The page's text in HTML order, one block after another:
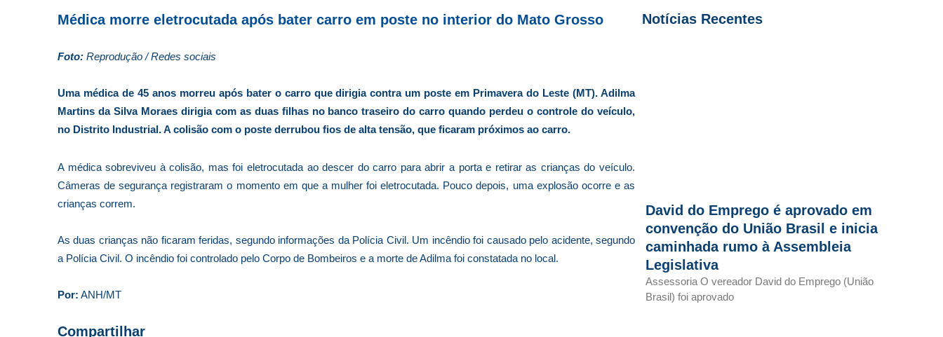
Médica morre eletrocutada após bater carro em poste no interior do Mato Grosso
Foto: Reprodução / Redes sociais
Uma médica de 45 anos morreu após bater o carro que dirigia contra um poste em Primavera do Leste (MT). Adilma
Martins da Silva Moraes dirigia com as duas filhas no banco traseiro do carro quando perdeu o controle do veículo,
no Distrito Industrial. A colisão com o poste derrubou fios de alta tensão, que ficaram próximos ao carro.
A médica sobreviveu à colisão, mas foi eletrocutada ao descer do carro para abrir a porta e retirar as crianças do veículo.
Câmeras de segurança registraram o momento em que a mulher foi eletrocutada. Pouco depois, uma explosão ocorre e as
crianças correm.
As duas crianças não ficaram feridas, segundo informações da Polícia Civil. Um incêndio foi causado pelo acidente, segundo
a Polícia Civil. O incêndio foi controlado pelo Corpo de Bombeiros e a morte de Adilma foi constatada no local.
Por: ANH/MT
Compartilhar
Notícias Recentes
David do Emprego é aprovado em
convenção do União Brasil e inicia
caminhada rumo à Assembleia
Legislativa
Assessoria O vereador David do Emprego (União
Brasil) foi aprovado